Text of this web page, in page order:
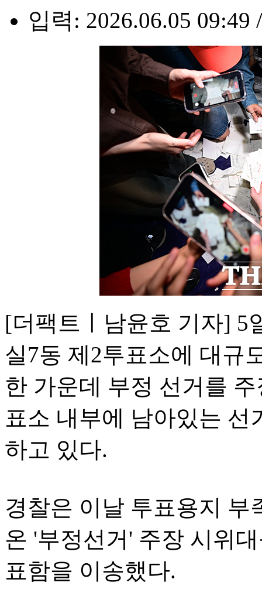
입력: 2026.06.05 09:49
[더팩트ㅣ남윤호 기자] 5
실7동 제2투표소에 대규
한 가운데 부정 선거를
표소 내부에 남아있는
하고 있다.
경찰은 이날 투표용지 부
온 '부정선거' 주장 시위
표함을 이송했다.